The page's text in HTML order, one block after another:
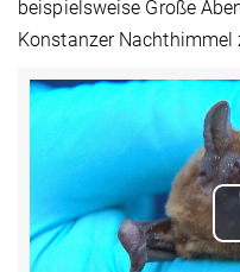
beispielsweise Große
Konstanzer Nachthimmel